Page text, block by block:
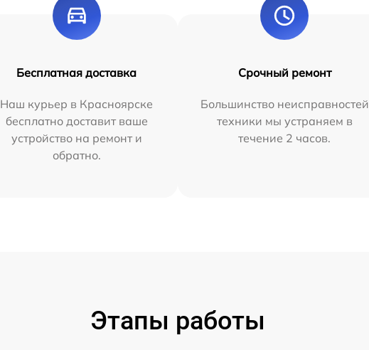
Бесплатная доставка
Наш курьер в Красноярске
бесплатно доставит ваше
устройство на ремонт и
обратно.
Срочный ремонт
Большинство неисправностей
техники мы устраняем в
течение 2 часов.
Этапы работы